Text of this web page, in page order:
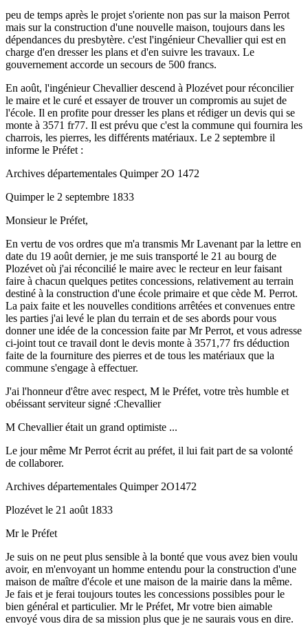
peu de temps après le projet s'oriente non pas sur la maison Perrot
mais sur la construction d'une nouvelle maison, toujours dans les
dépendances du presbytère. c'est l'ingénieur Chevallier qui est en
charge d'en dresser les plans et d'en suivre les travaux. Le
gouvernement accorde un secours de 500 francs.
En août, l'ingénieur Chevallier descend à Plozévet pour réconcilier
le maire et le curé et essayer de trouver un compromis au sujet de
l'école. Il en profite pour dresser les plans et rédiger un devis qui se
monte à 3571 fr77. Il est prévu que c'est la commune qui fournira les
charrois, les pierres, les différents matériaux. Le 2 septembre il
informe le Préfet :
Archives départementales Quimper 2O 1472
Quimper le 2 septembre 1833
Monsieur le Préfet,
En vertu de vos ordres que m'a transmis Mr Lavenant par la lettre en
date du 19 août dernier, je me suis transporté le 21 au bourg de
Plozévet où j'ai réconcilié le maire avec le recteur en leur faisant
faire à chacun quelques petites concessions, relativement au terrain
destiné à la construction d'une école primaire et que cède M. Perrot.
La paix faite et les nouvelles conditions arrêtées et convenues entre
les parties j'ai levé le plan du terrain et de ses abords pour vous
donner une idée de la concession faite par Mr Perrot, et vous adresse
ci-joint tout ce travail dont le devis monte à 3571,77 frs déduction
faite de la fourniture des pierres et de tous les matériaux que la
commune s'engage à effectuer.
J'ai l'honneur d'être avec respect, M le Préfet, votre très humble et
obéissant serviteur signé :Chevallier
M Chevallier était un grand optimiste ...
Le jour même Mr Perrot écrit au préfet, il lui fait part de sa volonté
de collaborer.
Archives départementales Quimper 2O1472
Plozévet le 21 août 1833
Mr le Préfet
Je suis on ne peut plus sensible à la bonté que vous avez bien voulu
avoir, en m'envoyant un homme entendu pour la construction d'une
maison de maître d'école et une maison de la mairie dans la même.
Je fais et je ferai toujours toutes les concessions possibles pour le
bien général et particulier. Mr le Préfet, Mr votre bien aimable
envoyé vous dira de sa mission plus que je ne saurais vous en dire.